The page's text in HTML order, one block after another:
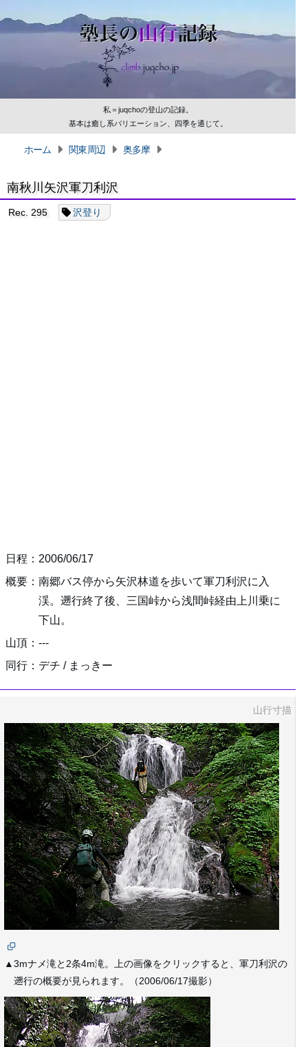
私＝juqchoの登山の記録。
基本は癒し系バリエーション、四季を通じて。
ホーム 関東周辺 奥多摩
南秋川矢沢軍刀利沢
Rec. 295 沢登り
日程：2006/06/17
概要：南郷バス停から矢沢林道を歩いて軍刀利沢に入
渓。遡行終了後、三国峠から浅間峠経由上川乗に
下山。
山頂：---
同行：デチ / まっきー
山行寸描
▲3mナメ滝と2条4m滝。上の画像をクリックすると、軍刀利沢の
遡行の概要が見られます。（2006/06/17撮影）